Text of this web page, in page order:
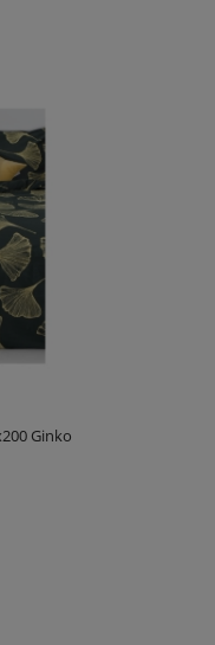
Ginko